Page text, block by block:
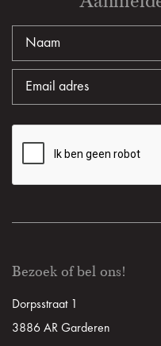
Bezoek of bel ons!
Dorpsstraat 1
3886 AR Garderen